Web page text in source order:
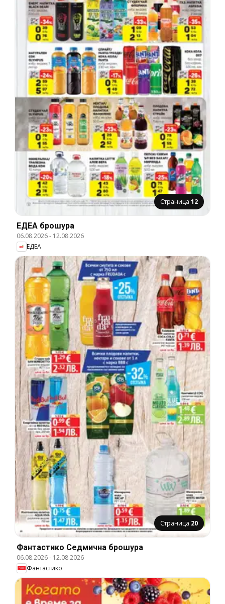
Страница 12
ЕДЕА брошура
06.08.2026- 12.08.2026
ЕДЕА
Страница 20
Фантастико Cедмична брошура
06.08.2026- 12.08.2026
Фантастико